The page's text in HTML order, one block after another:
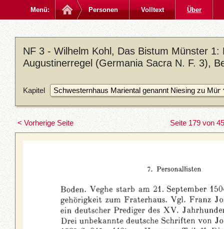
Menü: Personen Volltext Über
NF 3 - Wilhelm Kohl, Das Bistum Münster
Augustinerregel (Germania Sacra N. F. 3),
Kapitel
< Vorherige Seite Seite 179 von